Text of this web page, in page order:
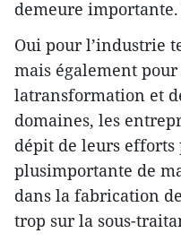
demeure importante.
Oui pour l’industrie
mais également
latransformation et
domaines, les
dépit de leurs
plusimportante de
dans la fabrication
trop sur la sous-